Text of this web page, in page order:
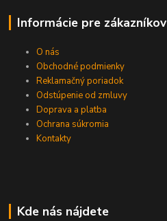
Informácie pre zákazníkov
O nás
Obchodné podmienky
Reklamačný poriadok
Odstúpenie od zmluvy
Doprava a platba
Ochrana súkromia
Kontakty
Kde nás nájdete